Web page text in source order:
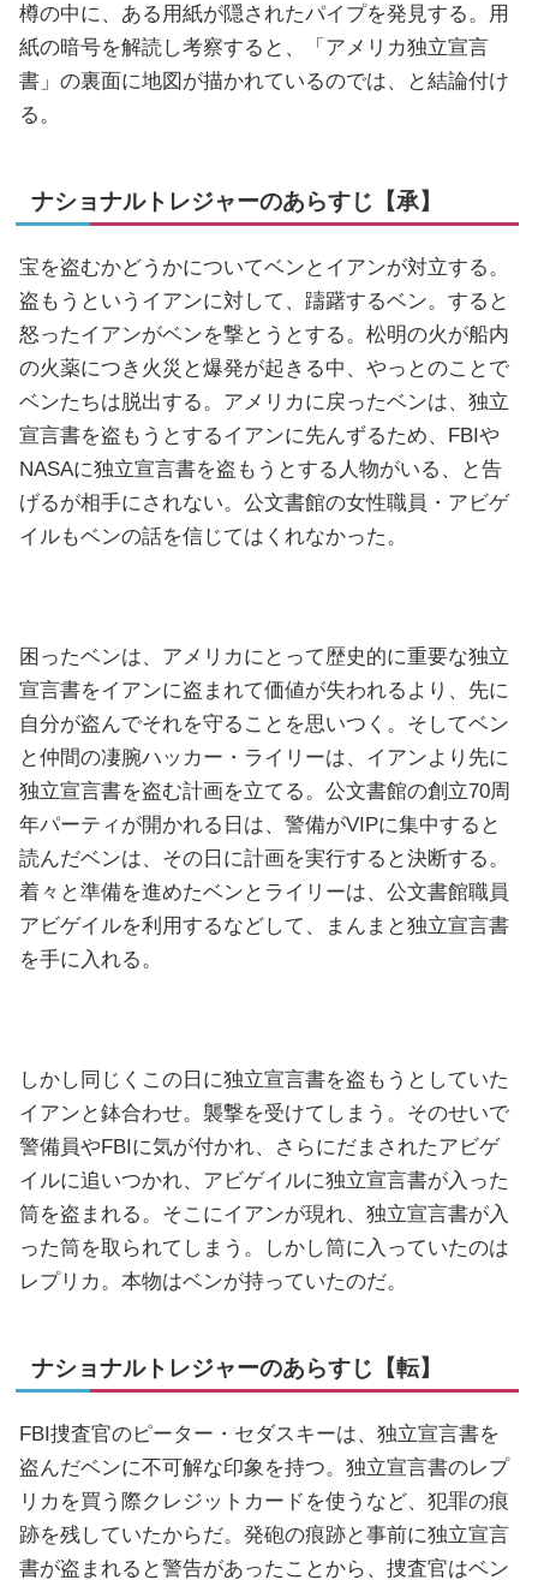
樽の中に、ある用紙が隠されたパイプを発見する。用
紙の暗号を解読し考察すると、「アメリカ独立宣言
書」の裏面に地図が描かれているのでは、と結論付け
る。
ナショナルトレジャーのあらすじ【承】
宝を盗むかどうかについてベンとイアンが対立する。
盗もうというイアンに対して、躊躇するベン。すると
怒ったイアンがベンを撃とうとする。松明の火が船内
の火薬につき火災と爆発が起きる中、やっとのことで
ベンたちは脱出する。アメリカに戻ったベンは、独立
宣言書を盗もうとするイアンに先んずるため、FBIや
NASAに独立宣言書を盗もうとする人物がいる、と告
げるが相手にされない。公文書館の女性職員・アビゲ
イルもベンの話を信じてはくれなかった。
困ったベンは、アメリカにとって歴史的に重要な独立
宣言書をイアンに盗まれて価値が失われるより、先に
自分が盗んでそれを守ることを思いつく。そしてベン
と仲間の凄腕ハッカー・ライリーは、イアンより先に
独立宣言書を盗む計画を立てる。公文書館の創立70周
年パーティが開かれる日は、警備がVIPに集中すると
読んだベンは、その日に計画を実行すると決断する。
着々と準備を進めたベンとライリーは、公文書館職員
アビゲイルを利用するなどして、まんまと独立宣言書
を手に入れる。
しかし同じくこの日に独立宣言書を盗もうとしていた
イアンと鉢合わせ。襲撃を受けてしまう。そのせいで
警備員やFBIに気が付かれ、さらにだまされたアビゲ
イルに追いつかれ、アビゲイルに独立宣言書が入った
筒を盗まれる。そこにイアンが現れ、独立宣言書が入
った筒を取られてしまう。しかし筒に入っていたのは
レプリカ。本物はベンが持っていたのだ。
ナショナルトレジャーのあらすじ【転】
FBI捜査官のピーター・セダスキーは、独立宣言書を
盗んだベンに不可解な印象を持つ。独立宣言書のレプ
リカを買う際クレジットカードを使うなど、犯罪の痕
跡を残していたからだ。発砲の痕跡と事前に独立宣言
書が盗まれると警告があったことから、捜査官はベン